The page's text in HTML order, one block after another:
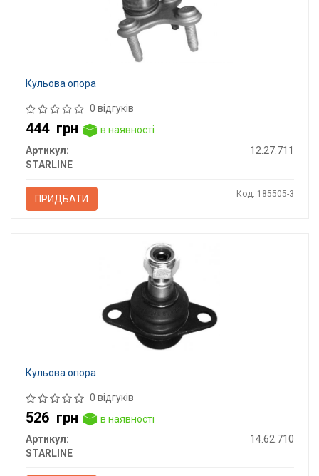
Кульова опора
0 відгуків
444 грн
в наявності
Артикул:
12.27.711
STARLINE
ПРИДБАТИ Код: 185505-3
Кульова опора
0 відгуків
526 грн
в наявності
Артикул:
14.62.710
STARLINE